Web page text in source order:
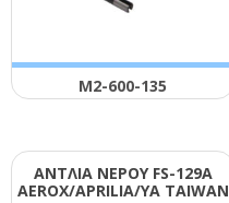
Μ2-600-135
ΑΝΤΛΙΑ ΝΕΡΟΥ FS-129Α
ΑΕRΟΧ/ΑΡRΙLΙΑ/ΥΑ ΤΑΙWΑΝ